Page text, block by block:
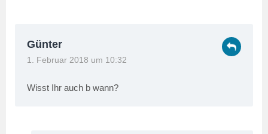
Günter
1. Februar 2018 um 10:32
Wisst Ihr auch b wann?